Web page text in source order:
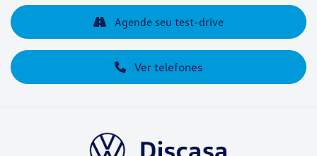
Ver telefones
Agende seu test-drive